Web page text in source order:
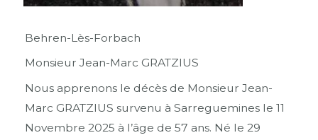
Behren-Lès-Forbach
Monsieur Jean-Marc GRATZIUS
Nous apprenons le décès de Monsieur Jean-
Marc GRATZIUS survenu à Sarreguemines le 11
Novembre 2025 à l’âge de 57 ans. Né le 29